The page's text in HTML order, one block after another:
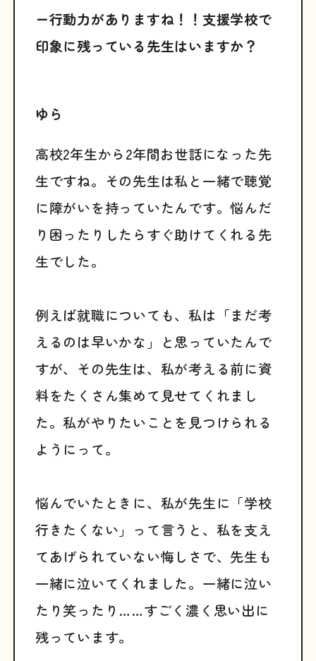
ー行動力がありますね！！支援学校で
印象に残っている先生はいますか？
ゆら
高校2年生から2年間お世話になった先
生ですね。その先生は私と一緒で聴覚
に障がいを持っていたんです。悩んだ
り困ったりしたらすぐ助けてくれる先
生でした。
例えば就職についても、私は「まだ考
えるのは早いかな」と思っていたんで
すが、その先生は、私が考える前に資
料をたくさん集めて見せてくれまし
た。私がやりたいことを見つけられる
ようにって。
悩んでいたときに、私が先生に「学校
行きたくない」って言うと、私を支え
てあげられていない悔しさで、先生も
一緒に泣いてくれました。一緒に泣い
たり笑ったり……すごく濃く思い出に
残っています。